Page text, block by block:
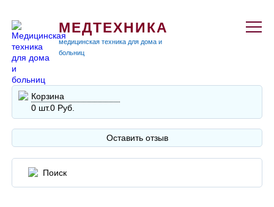
МЕДТЕХНИКА
медицинская техника для дома и
больниц
Корзина
0 шт.0 Руб.
Оставить отзыв